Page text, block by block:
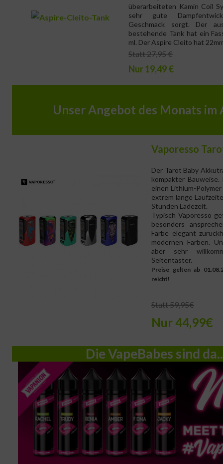
überarbeiteten Kamin Coil
sehr gute
Geschmack sorgt. Der
bestehende Tank hat ein
ml. Der Aspire Cleito hat
Statt 27,95 €
Nur 19,49 €
Unser Angebot des Monats im
Vaporesso
Der Tarot Baby
kompakter
einen Lithium-
extrem lange
Stunden Ladezeit.
Typisch Vaporesso
besonders
Farbe elegant
modernen Farben.
aber sehr
Seitentaster.
Preise gelten ab
reicht!
Statt 59,95€
Nur 44,99€
Die VapeBabes sind